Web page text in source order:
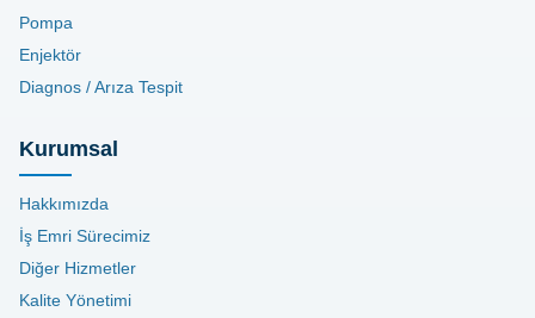
Pompa
Enjektör
Diagnos / Arıza Tespit
Kurumsal
Hakkımızda
İş Emri Sürecimiz
Diğer Hizmetler
Kalite Yönetimi